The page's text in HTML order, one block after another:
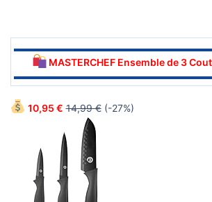
MASTERCHEF Ensemble de 3
10,95 € 14,99 €(-27%)